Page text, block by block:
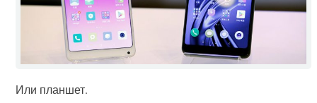
Или планшет.